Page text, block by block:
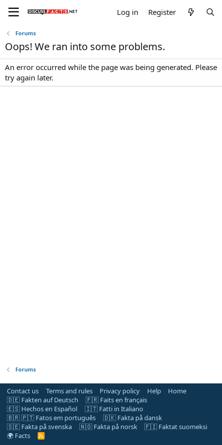
Log in Register
Forums
Oops! We ran into some problems.
An error occurred while the page was being generated. Please
try again later.
Forums
Contact us Terms and rules Privacy policy Help
Home
🇩🇪 Fakten auf Deutsch
🇫🇷 Faits en français
🇪🇸 Hechos en Español
🇮🇹 Fatti in Italiano
🇧🇷 🇵🇹 Fatos em português
🇩🇰 Fakta på dansk
🇸🇪 Fakta på svenska
🇳🇴 Fakta på norsk
🇫🇮 Faktat suomeksi
🌍 Facts
R